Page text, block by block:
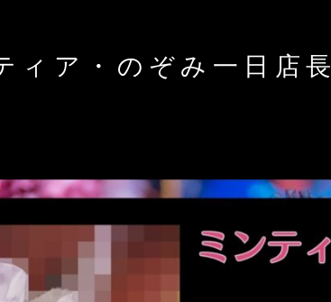
ィア・のぞみ一日店長